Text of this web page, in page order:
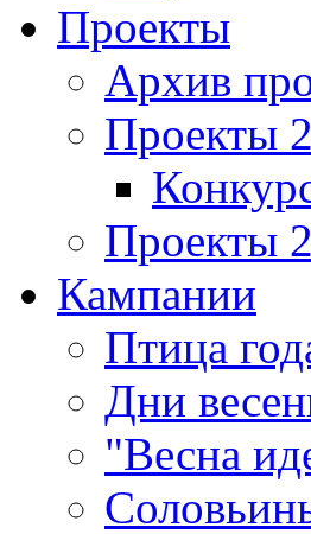
Проекты
Архив
Проекты
Проекты
Кампании
Птица
Дни
"Весна